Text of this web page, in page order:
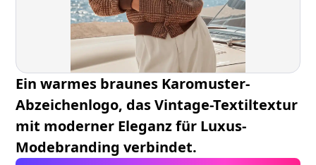
Free-Tools
Ein warmes braunes Karomuster-
Abzeichenlogo, das Vintage-Textiltextur
mit moderner Eleganz für Luxus-
Modebranding verbindet.